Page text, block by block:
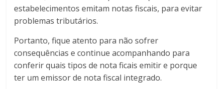
estabelecimentos emitam notas fiscais, para evitar
problemas tributários.
Portanto, fique atento para não sofrer
consequências e continue acompanhando para
conferir quais tipos de nota ficais emitir e porque
ter um emissor de nota fiscal integrado.